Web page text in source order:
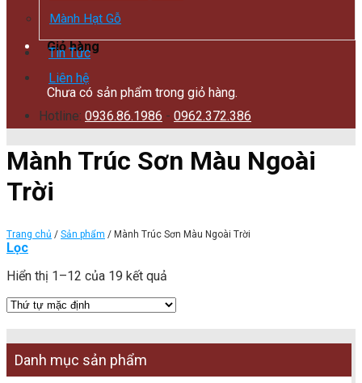
Giỏ hàng
Chưa có sản phẩm trong giỏ hàng.
Mành Hạt Gỗ
Tin Tức
Liên hệ
Hotline: 0936.86.1986 - 0962.372.386
Mành Trúc Sơn Màu Ngoài
Trời
Trang chủ / Sản phẩm / Mành Trúc Sơn Màu Ngoài Trời
Lọc
Hiển thị 1–12 của 19 kết quả
Danh mục sản phẩm